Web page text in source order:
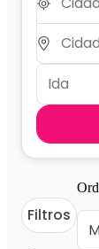
Filtros